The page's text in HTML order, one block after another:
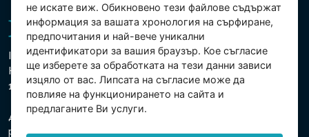
Intex Trading, s.r.o.
Hradecká 2526/3
130 00 Прага 3 - Чешка република
Дружеството е регистрирано в Градския съд в Прага,
раздел В, вх. 74759
не искате виж. Обикновено тези файлове съдържат
информация за вашата хронология на сърфиране,
предпочитания и най-вече уникални
идентификатори за вашия браузър. Кое съгласие
ще изберете за обработката на тези данни зависи
изцяло от вас. Липсата на съгласие може да
повлияе на функционирането на сайта и
предлаганите Ви услуги.